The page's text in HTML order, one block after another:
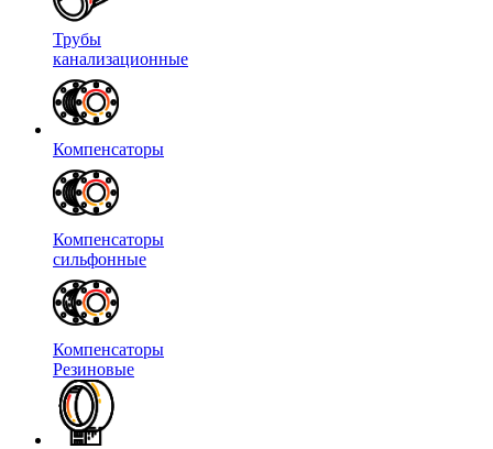
Трубы
канализационные
Компенсаторы
Компенсаторы
сильфонные
Компенсаторы
Резиновые